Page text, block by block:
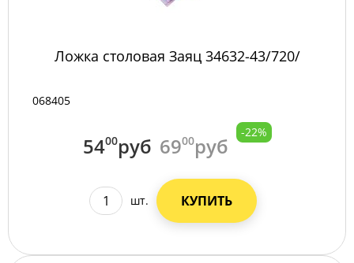
Ложка столовая Заяц 34632-43/720/
068405
5400руб 6900руб
-22%
шт. КУПИТЬ